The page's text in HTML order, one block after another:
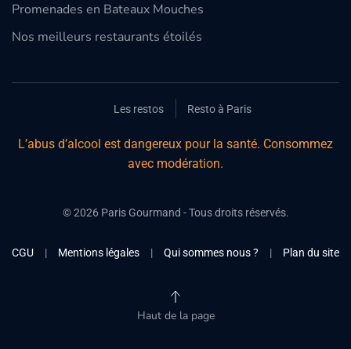
Promenades en Bateaux Mouches
Nos meilleurs restaurants étoilés
Les restos Resto à Paris
L’abus d’alcool est dangereux pour la santé. Consommez
avec modération.
©2026Paris Gourmand - Tous droits réservés.
CGU | Mentions légales | Qui sommes nous ? | Plan du site
Haut de la page